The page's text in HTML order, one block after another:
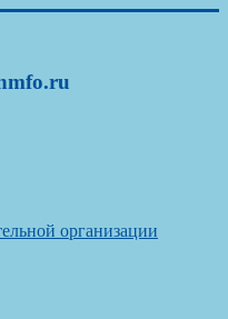
организации